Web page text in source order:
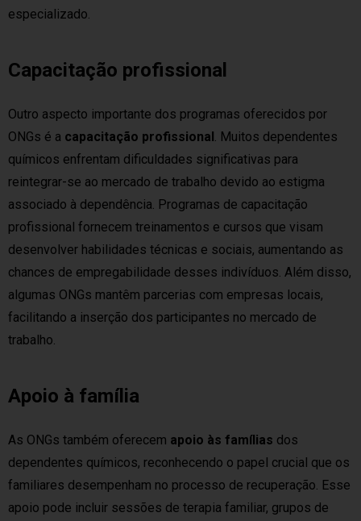
especializado.
Capacitação profissional
Outro aspecto importante dos programas oferecidos por
ONGs é a capacitação profissional. Muitos dependentes
químicos enfrentam dificuldades significativas para
reintegrar-se ao mercado de trabalho devido ao estigma
associado à dependência. Programas de capacitação
profissional fornecem treinamentos e cursos que visam
desenvolver habilidades técnicas e sociais, aumentando as
chances de empregabilidade desses indivíduos. Além disso,
algumas ONGs mantêm parcerias com empresas locais,
facilitando a inserção dos participantes no mercado de
trabalho.
Apoio à família
As ONGs também oferecem apoio às famílias dos
dependentes químicos, reconhecendo o papel crucial que os
familiares desempenham no processo de recuperação. Esse
apoio pode incluir sessões de terapia familiar, grupos de